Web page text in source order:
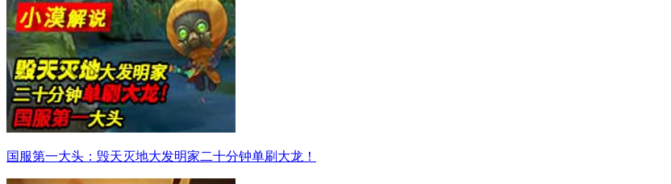
国服第一大头：毁天灭地大发明家二十分钟单刷大龙！